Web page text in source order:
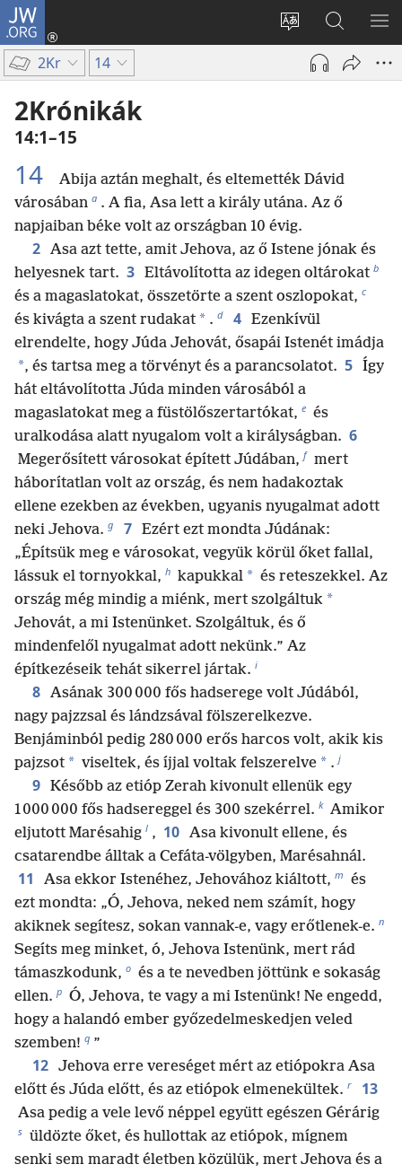
JW.ORG
Oldal
nyelvének
megváltoztatása
Bejelentkezés
(opens
window)
Keresés
a jw.org
honlapon
2Kr 14
2Krónikák
14:1–15
14
Abija aztán meghalt, és eltemették Dávid
városában a . A fia, Asa lett a király utána. Az ő
napjaiban béke volt az országban 10 évig.
2 Asa azt tette, amit Jehova, az ő Istene jónak és
helyesnek tart. 3 Eltávolította az idegen oltárokat b
és a magaslatokat, összetörte a szent oszlopokat, c
és kivágta a szent rudakat * . d 4 Ezenkívül
elrendelte, hogy Júda Jehovát, ősapái Istenét imádja
*, és tartsa meg a törvényt és a parancsolatot. 5 Így
hát eltávolította Júda minden városából a
magaslatokat meg a füstölőszertartókat, e és
uralkodása alatt nyugalom volt a királyságban. 6
Megerősített városokat épített Júdában, f mert
háborítatlan volt az ország, és nem hadakoztak
ellene ezekben az években, ugyanis nyugalmat adott
neki Jehova. g 7 Ezért ezt mondta Júdának:
„Építsük meg e városokat, vegyük körül őket fallal,
lássuk el tornyokkal, h kapukkal * és reteszekkel. Az
ország még mindig a miénk, mert szolgáltuk *
Jehovát, a mi Istenünket. Szolgáltuk, és ő
mindenfelől nyugalmat adott nekünk.” Az
építkezéseik tehát sikerrel jártak. i
8 Asának 300 000 fős hadserege volt Júdából,
nagy pajzzsal és lándzsával fölszerelkezve.
Benjáminból pedig 280 000 erős harcos volt, akik kis
pajzsot * viseltek, és íjjal voltak felszerelve * . j
9 Később az etióp Zerah kivonult ellenük egy
1 000 000 fős hadsereggel és 300 szekérrel. k Amikor
eljutott Marésahig l , 10 Asa kivonult ellene, és
csatarendbe álltak a Cefáta-völgyben, Marésahnál.
11 Asa ekkor Istenéhez, Jehovához kiáltott, m és
ezt mondta: „Ó, Jehova, neked nem számít, hogy
akiknek segítesz, sokan vannak-e, vagy erőtlenek-e. n
Segíts meg minket, ó, Jehova Istenünk, mert rád
támaszkodunk, o és a te nevedben jöttünk e sokaság
ellen. p Ó, Jehova, te vagy a mi Istenünk! Ne engedd,
hogy a halandó ember győzedelmeskedjen veled
szemben! q ”
12 Jehova erre vereséget mért az etiópokra Asa
előtt és Júda előtt, és az etiópok elmenekültek. r 13
Asa pedig a vele levő néppel együtt egészen Gérárig
s üldözte őket, és hullottak az etiópok, mígnem
senki sem maradt életben közülük, mert Jehova és a